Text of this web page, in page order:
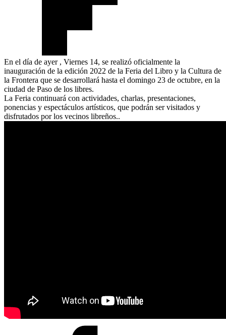
En el día de ayer , Viernes 14, se realizó oficialmente la
inauguración de la edición 2022 de la Feria del Libro y la Cultura de
la Frontera que se desarrollará hasta el domingo 23 de octubre, en la
ciudad de Paso de los libres.
La Feria continuará con actividades, charlas, presentaciones,
ponencias y espectáculos artísticos, que podrán ser visitados y
disfrutados por los vecinos libreños..